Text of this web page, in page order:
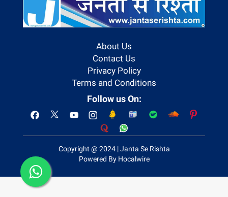
About Us
Contact Us
Privacy Policy
Terms and Conditions
Follow us On:
Copyright @ 2024 | Janta Se Rishta
Powered By Hocalwire